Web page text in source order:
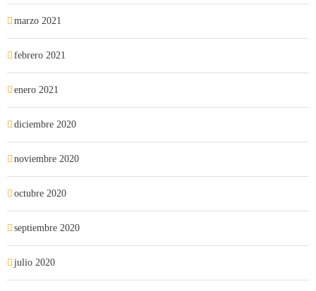
marzo 2021
febrero 2021
enero 2021
diciembre 2020
noviembre 2020
octubre 2020
septiembre 2020
julio 2020